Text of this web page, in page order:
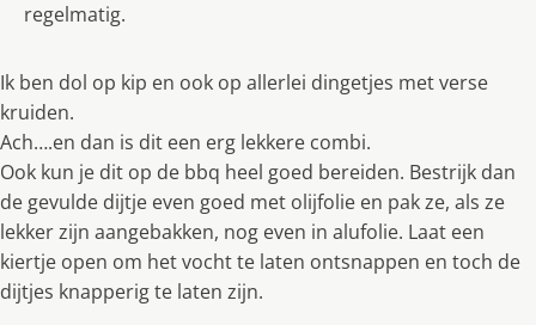
regelmatig.
Ik ben dol op kip en ook op allerlei dingetjes met verse
kruiden.
Ach….en dan is dit een erg lekkere combi.
Ook kun je dit op de bbq heel goed bereiden. Bestrijk dan
de gevulde dijtje even goed met olijfolie en pak ze, als ze
lekker zijn aangebakken, nog even in alufolie. Laat een
kiertje open om het vocht te laten ontsnappen en toch de
dijtjes knapperig te laten zijn.